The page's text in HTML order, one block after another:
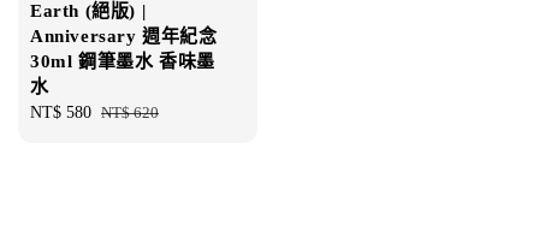
Earth (絕版) |
Anniversary 週年紀念
30ml 鋼筆墨水 香味墨
水
Sale
NT$ 580 Regular
NT$ 620